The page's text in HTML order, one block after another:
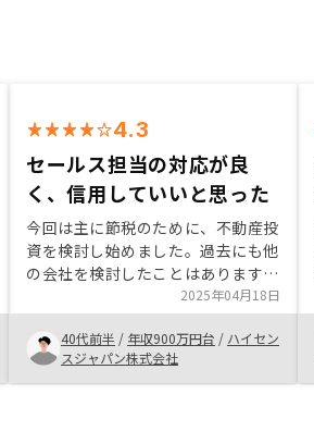
4.3
セールス担当の対応が良
く、信用していいと思った
今回は主に節税のために、不動産投
資を検討し始めました。過去にも他
の会社を検討したことはあります
が、リスクもあり、信用していいの
かと半信半疑で、結局家族の反対も
あり、断念した経緯があります。今
回は、住宅ローン減税が終了したこ
と、購入時のローン金利が前回より
2025年04月18日
40代前半 / 年収900万円台 / ハイセン
スジャパン株式会社